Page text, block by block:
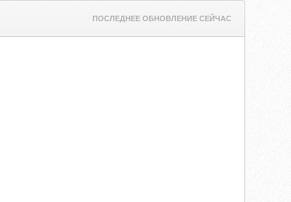
ПОСЛЕДНЕЕ ОБНОВЛЕНИЕ СЕЙЧАС